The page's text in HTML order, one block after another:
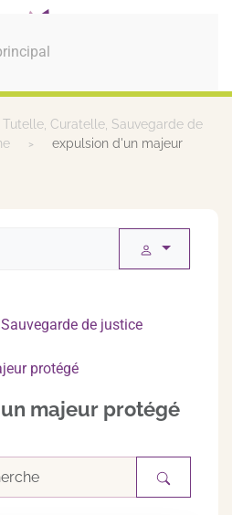
Tutelle, Curatelle, Sauvegarde de
expulsion d'un majeur
de justice
protégé
majeur protégé